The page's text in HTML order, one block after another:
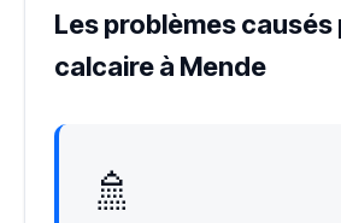
Les problèmes causés
calcaire à Mende
🚿